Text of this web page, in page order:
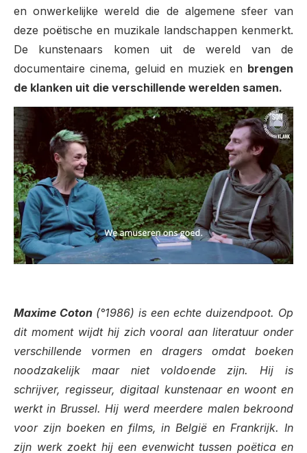
en onwerkelijke wereld die de algemene sfeer van
deze poëtische en muzikale landschappen kenmerkt.
De kunstenaars komen uit de wereld van de
documentaire cinema, geluid en muziek en brengen
de klanken uit die verschillende werelden samen.
Maxime Coton (°1986) is een echte duizendpoot. Op
dit moment wijdt hij zich vooral aan literatuur onder
verschillende vormen en dragers omdat boeken
noodzakelijk maar niet voldoende zijn. Hij is
schrijver, regisseur, digitaal kunstenaar en woont en
werkt in Brussel. Hij werd meerdere malen bekroond
voor zijn boeken en films, in België en Frankrijk. In
zijn werk zoekt hij een evenwicht tussen poëtica en